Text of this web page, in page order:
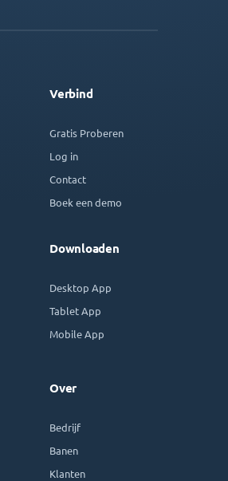
Verbind
Gratis Proberen
Log in
Contact
Boek een demo
Downloaden
Desktop App
Tablet App
Mobile App
Over
Bedrijf
Banen
Klanten